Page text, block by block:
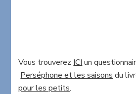
Vous trouverez ICI un
Perséphone et les saisons du
pour les petits.